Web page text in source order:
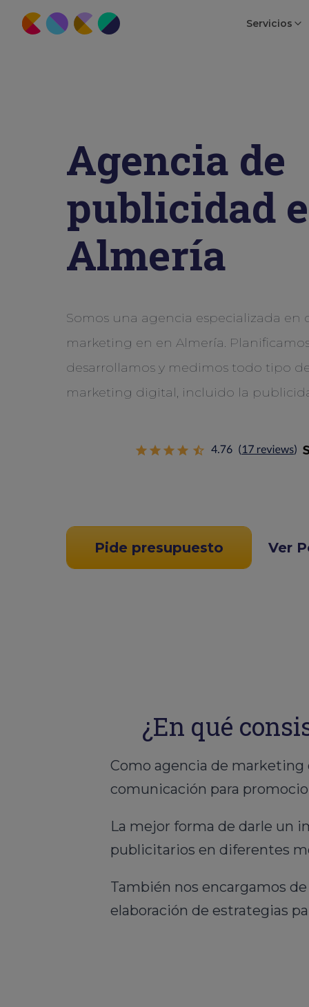
Servicios
Agencia de
publicidad
Almería
Somos una agencia especializada en
marketing en en Almería.
desarrollamos y medimos todo tipo
marketing digital, incluido la
Pide presupuesto Ver
¿En qué
Como agencia de marketing
comunicación para
La mejor forma de darle un
publicitarios en diferentes
También nos encargamos
elaboración de estrategias